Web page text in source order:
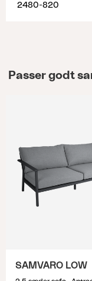
2480-820
Passer godt
SAMVARO LOW